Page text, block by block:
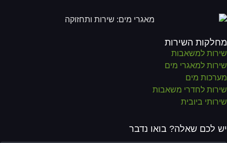
השירות
למשאבות
למאגרי מים
מים
לחדרי משאבות
ביובית
לכם שאלה? בואו נדבר